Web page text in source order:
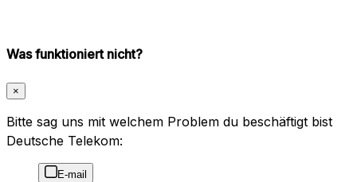
Was funktioniert nicht?
×
Bitte sag uns mit welchem Problem du beschäftigt bist
Deutsche Telekom:
E-mail